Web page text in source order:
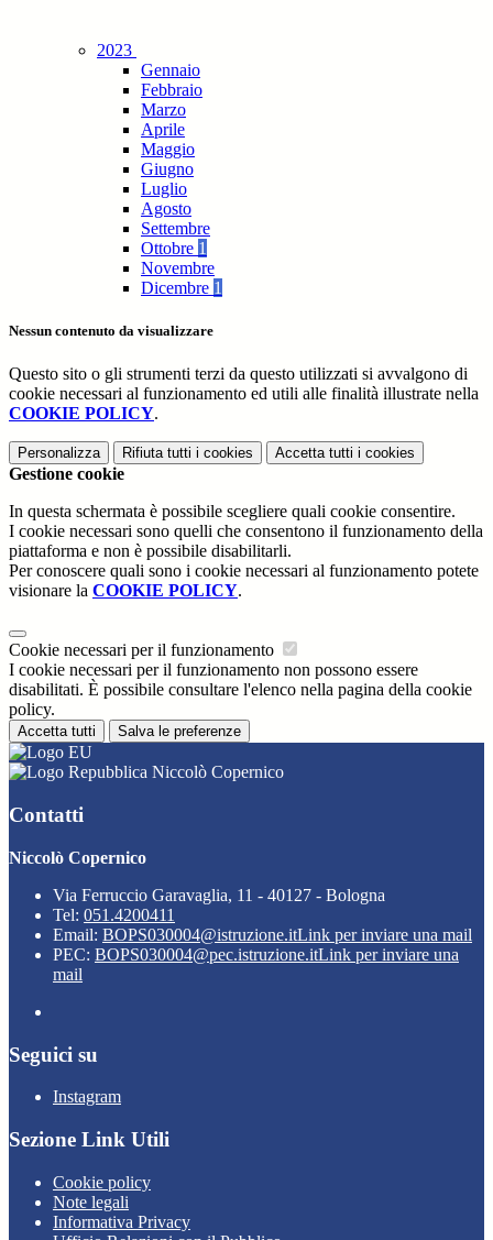
2023
Gennaio
Febbraio
Marzo
Aprile
Maggio
Giugno
Luglio
Agosto
Settembre
Ottobre 1
Novembre
Dicembre 1
Nessun contenuto da visualizzare
Questo sito o gli strumenti terzi da questo utilizzati si avvalgono di
cookie necessari al funzionamento ed utili alle finalità illustrate nella
COOKIE POLICY.
Personalizza Rifiuta tutti i cookies Accetta tutti i cookies
Gestione cookie
In questa schermata è possibile scegliere quali cookie consentire.
I cookie necessari sono quelli che consentono il funzionamento della
piattaforma e non è possibile disabilitarli.
Per conoscere quali sono i cookie necessari al funzionamento potete
visionare la COOKIE POLICY.
Cookie necessari per il funzionamento
I cookie necessari per il funzionamento non possono essere
disabilitati. È possibile consultare l'elenco nella pagina della cookie
policy.
Accetta tutti Salva le preferenze
Niccolò Copernico
Contatti
Niccolò Copernico
Via Ferruccio Garavaglia, 11 - 40127 - Bologna
Tel: 051.4200411
Email: BOPS030004@istruzione.itLink per inviare una mail
PEC: BOPS030004@pec.istruzione.itLink per inviare una
mail
Seguici su
Instagram
Sezione Link Utili
Cookie policy
Note legali
Informativa Privacy